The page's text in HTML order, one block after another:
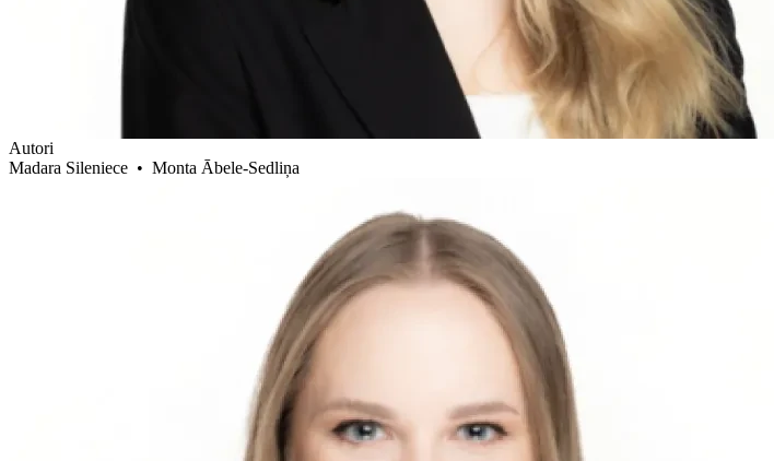
Autori
Madara Sileniece • Monta Ābele-Sedliņa